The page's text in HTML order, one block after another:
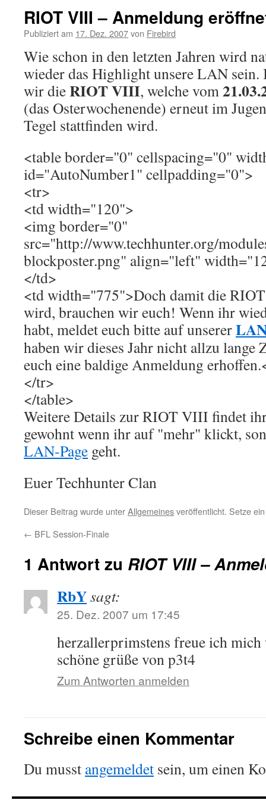
RIOT VIII – Anmeldung
Publiziert am 17. Dez. 2007von Firebird
Wie schon in den letzten Jahren wird
wieder das Highlight unsere LAN sein.
wir dieRIOT VIII, welche vom
(das Osterwochenende) erneut im
Tegel stattfinden wird.
<table border="0" cellspacing="0"
id="AutoNumber1" cellpadding="0">
<tr>
<td width="120">
<img border="0"
src="http://www.techhunter.org/
blockposter.png" align="left"
</td>
<td width="775">Doch damit die
wird, brauchen wir euch! Wenn ihr
habt, meldet euch bitte auf unserer
haben wir dieses Jahr nicht allzu lange
euch eine baldige Anmeldung
</tr>
</table>
Weitere Details zur RIOT VIII findet
gewohnt wenn ihr auf "mehr" klickt,
LAN-Page geht.
Euer Techhunter Clan
Dieser Beitrag wurde unterAllgemeinesveröffentlicht. Setze
← BFL Session-Finale
1 Antwort zu RIOT VIII –
RbYsagt:
25. Dez. 2007 um 17:45
herzallerprimstens freue ich
schöne grüße von p3t4
Zum Antworten anmelden
Schreibe einen Kommentar
Du musst angemeldet sein, um einen